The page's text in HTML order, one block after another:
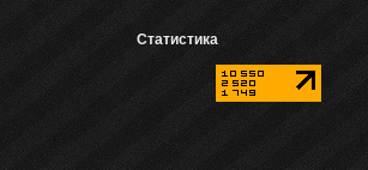
Статистика